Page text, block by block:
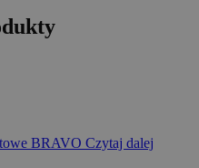
Czytaj dalej